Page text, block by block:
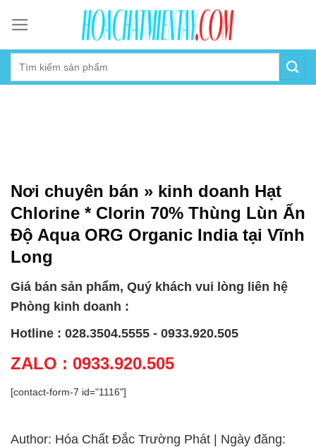
content
Nơi chuyên bán » kinh doanh Hạt
Chlorine * Clorin 70% Thùng Lùn Ấn
Độ Aqua ORG Organic India tại Vĩnh
Long
Giá bán sản phẩm, Quý khách vui lòng liên hệ
Phòng kinh doanh :
Hotline : 028.3504.5555 - 0933.920.505
ZALO : 0933.920.505
[contact-form-7 id="1116"]
Author: Hóa Chất Đắc Trường Phát | Ngày đăng: